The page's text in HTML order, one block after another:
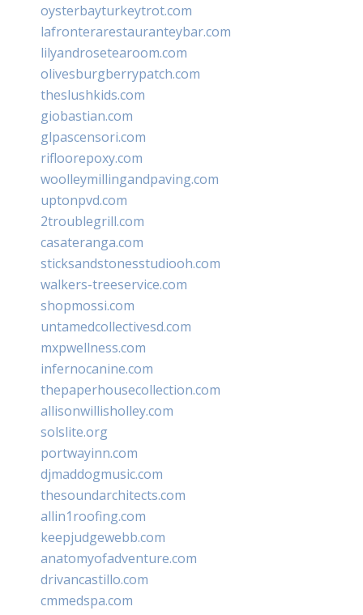
oysterbayturkeytrot.com
lafronterarestauranteybar.com
lilyandrosetearoom.com
olivesburgberrypatch.com
theslushkids.com
giobastian.com
glpascensori.com
rifloorepoxy.com
woolleymillingandpaving.com
uptonpvd.com
2troublegrill.com
casateranga.com
sticksandstonesstudiooh.com
walkers-treeservice.com
shopmossi.com
untamedcollectivesd.com
mxpwellness.com
infernocanine.com
thepaperhousecollection.com
allisonwillisholley.com
solslite.org
portwayinn.com
djmaddogmusic.com
thesoundarchitects.com
allin1roofing.com
keepjudgewebb.com
anatomyofadventure.com
drivancastillo.com
cmmedspa.com